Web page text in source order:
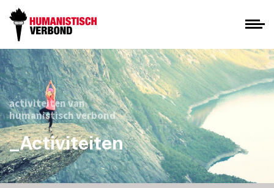
activiteiten van
humanistisch verbond
_Activiteiten